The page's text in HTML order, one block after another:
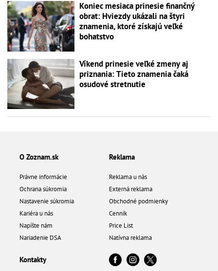
Koniec mesiaca prinesie finančný
obrat: Hviezdy ukázali na štyri
znamenia, ktoré získajú veľké
bohatstvo
Víkend prinesie veľké zmeny aj
priznania: Tieto znamenia čaká
osudové stretnutie
O Zoznam.sk
Právne informácie
Ochrana súkromia
Nastavenie súkromia
Kariéra u nás
Napíšte nám
Nariadenie DSA
Reklama
Reklama u nás
Externá reklama
Obchodné podmienky
Cenník
Price List
Natívna reklama
Kontakty